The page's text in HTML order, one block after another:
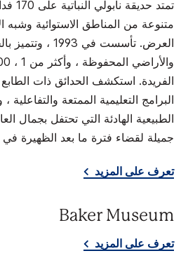
تمتد
العرض. تأسست في
الفريدة. استكشف الحدائق ذات
البرامج التعليمية الممتعة والتفاعلية
الطبيعية الهادئة التي تحتفل بجمال
جميلة لقضاء فترة ما بعد الظهيرة في
تعرف على المزيد
Baker Museum
تعرف على المزيد